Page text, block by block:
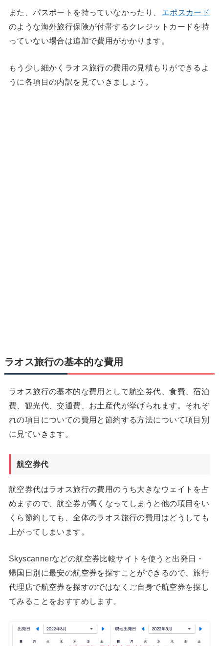
また、パスポートを持っていなかったり、
エポスカード
のような海外旅行保険が付帯するクレジットカードを持
っていない場合は追加で費用がかかります。
もう少し細かくラオス旅行の費用の見積もりができるよ
うに各項目の内訳を見ていきましょう。
ラオス旅行の基本的な費用
ラオス旅行の基本的な費用として航空券代、食費、宿泊
費、観光代、交通費、お土産代が挙げられます。それぞ
れの項目についての費用と節約する方法について項目別
に見ていきます。
航空券代
航空券代はラオス旅行の費用のうち大きなウェイトを占
めますので、航空券が高くなってしまうと他の項目をい
くら節約しても、全体のラオス旅行の費用はどうしても
上がってしまいます。
Skyscannerなどの航空券比較サイトを使うと出発日・
帰国日別に最安の航空券を探すことができるので、旅行
代理店で航空券を探すのではなくご自身で航空券を探し
てみることをおすすめします。